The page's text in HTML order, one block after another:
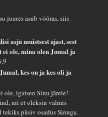
juures asub võõras, siis
asju muistsest ajast, sest
ole, mina olen Jumal ja
kes on ja kes oli ja
ole, igatsen Sinu järele!
nii et oleksin valmis
tekiks püsiv osadus Sinuga.